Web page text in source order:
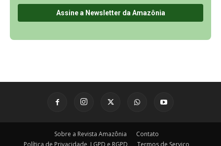
Sobre a Revista Amazônia
Contato
Política de Privacidade, LGPD e RGPD
Termos de Serviço